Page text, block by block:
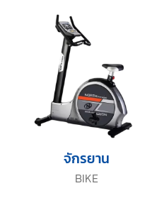
BIKE
จักรยาน